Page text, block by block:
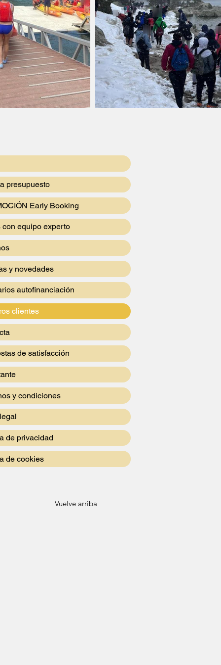
presupuesto
Early Booking
con equipo experto
y novedades
autofinanciación
clientes
de satisfacción
y condiciones
de privacidad
de cookies
Vuelve arriba